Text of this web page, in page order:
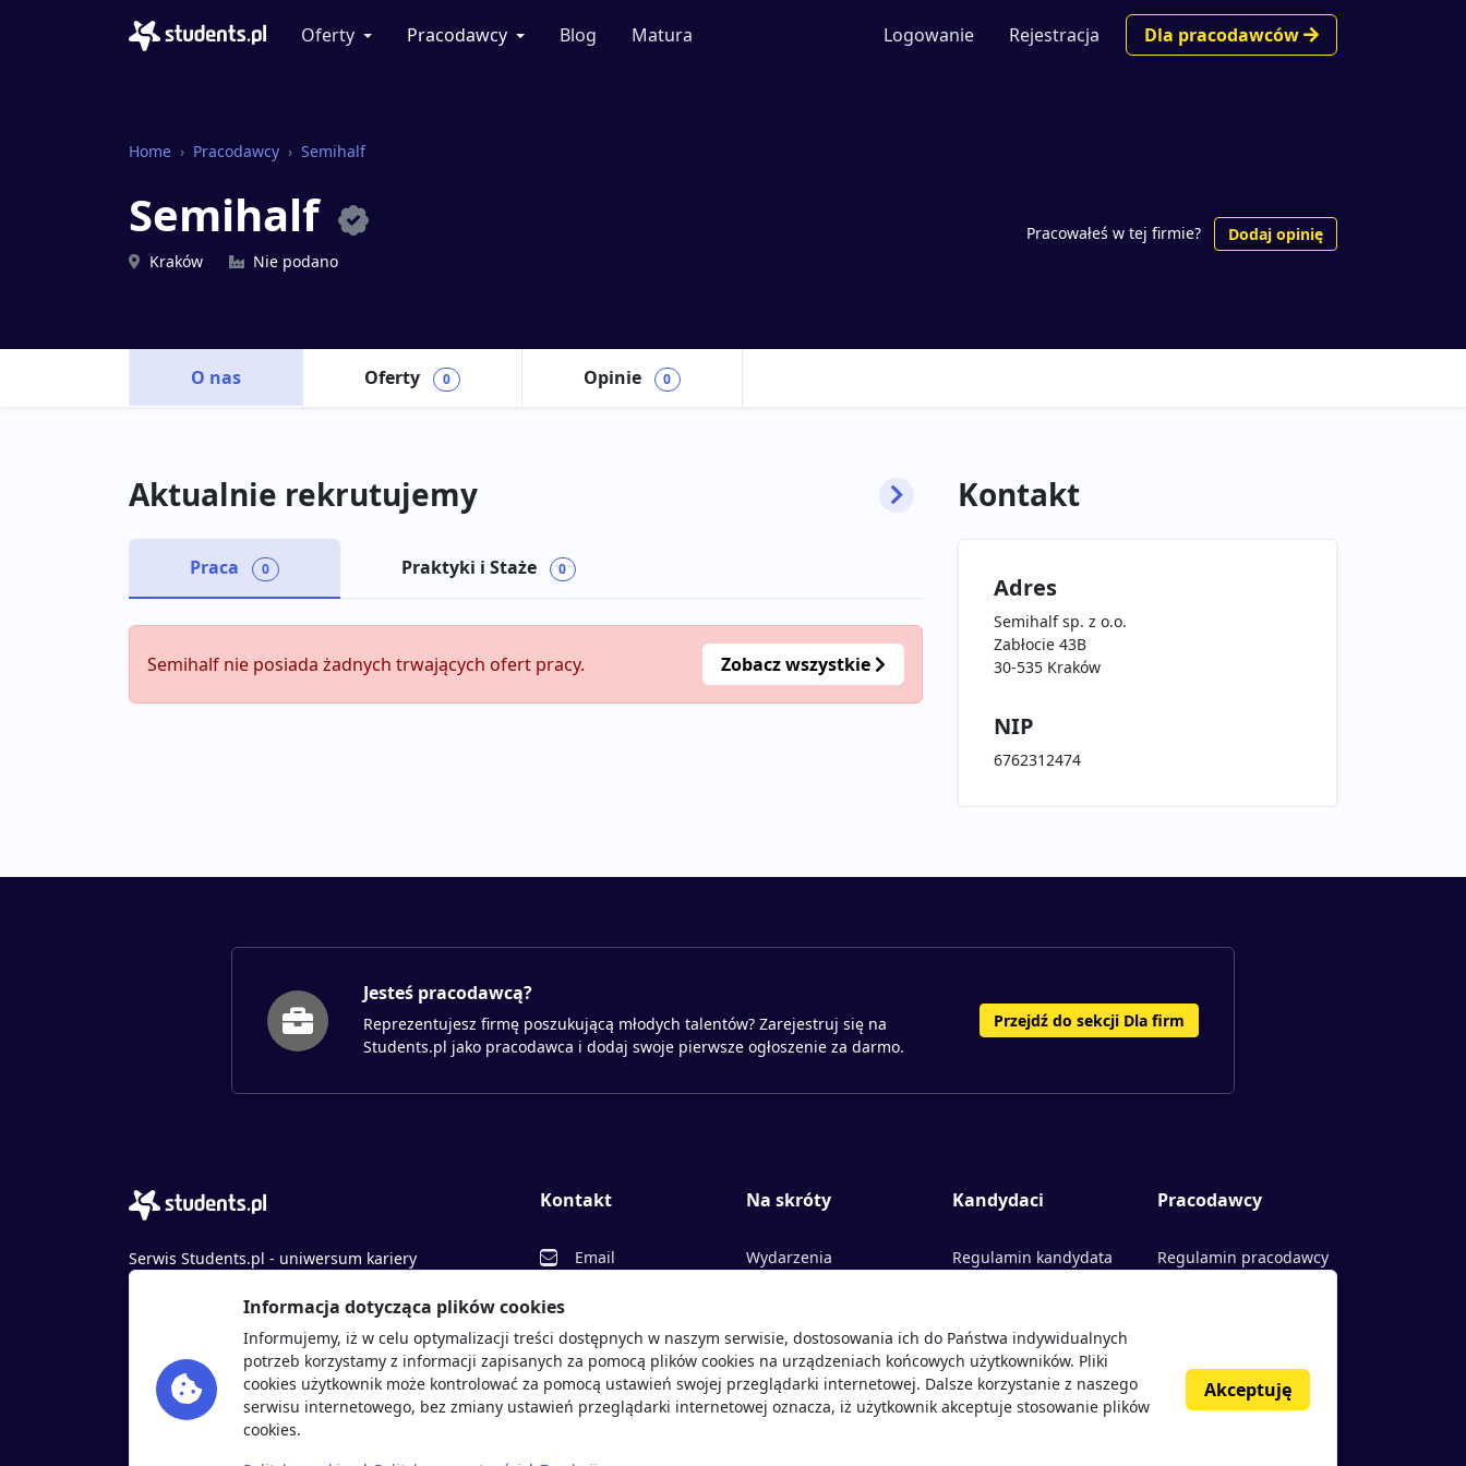
Oferty Pracodawcy Blog Matura Logowanie Rejestracja Dla pracodawców
Home Pracodawcy Semihalf
Semihalf
Kraków Nie podano
Pracowałeś w tej firmie? Dodaj opinię
O nas Oferty 0 Opinie 0
Aktualnie rekrutujemy
Praca 0 Praktyki i Staże 0
Semihalf nie posiada żadnych trwających ofert pracy. Zobacz wszystkie
Kontakt
Adres
Semihalf sp. z o.o.
Zabłocie 43B
30-535 Kraków
NIP
6762312474
Jesteś pracodawcą?
Reprezentujesz firmę poszukującą młodych talentów? Zarejestruj się na
Students.pl jako pracodawca i dodaj swoje pierwsze ogłoszenie za darmo.
Przejdź do sekcji Dla firm
Serwis Students.pl - uniwersum kariery
© 2026 - Wszelkie prawa zastrzeżone
ul. Sybiraków 54, 37-700 Przemyśl
+48 518 637 436
NIP: 9452235137
Kontakt
Email
Twitter
LinkedIn
Na skróty
Wydarzenia
Rekrutujemy sprawdź
Polityka cookies
Polityka prywatności
Kandydaci
Regulamin kandydata
Pracodawcy
Opinie o pracodawcach
Blog
Pracodawcy
Regulamin pracodawcy
Informacja dotycząca plików cookies
Informujemy, iż w celu optymalizacji treści dostępnych w naszym serwisie, dostosowania ich do Państwa indywidualnych
potrzeb korzystamy z informacji zapisanych za pomocą plików cookies na urządzeniach końcowych użytkowników. Pliki
cookies użytkownik może kontrolować za pomocą ustawień swojej przeglądarki internetowej. Dalsze korzystanie z naszego
serwisu internetowego, bez zmiany ustawień przeglądarki internetowej oznacza, iż użytkownik akceptuje stosowanie plików
cookies.
Akceptuję